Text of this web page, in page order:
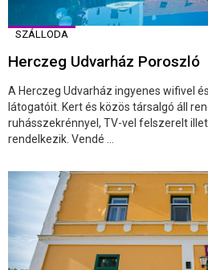
SZÁLLODA
Herczeg Udvarház Poroszló
A Herczeg Udvarház ingyenes wifivel
látogatóit. Kert és közös társalgó áll
ruhásszekrénnyel, TV-vel felszerelt
rendelkezik. Vendé ...